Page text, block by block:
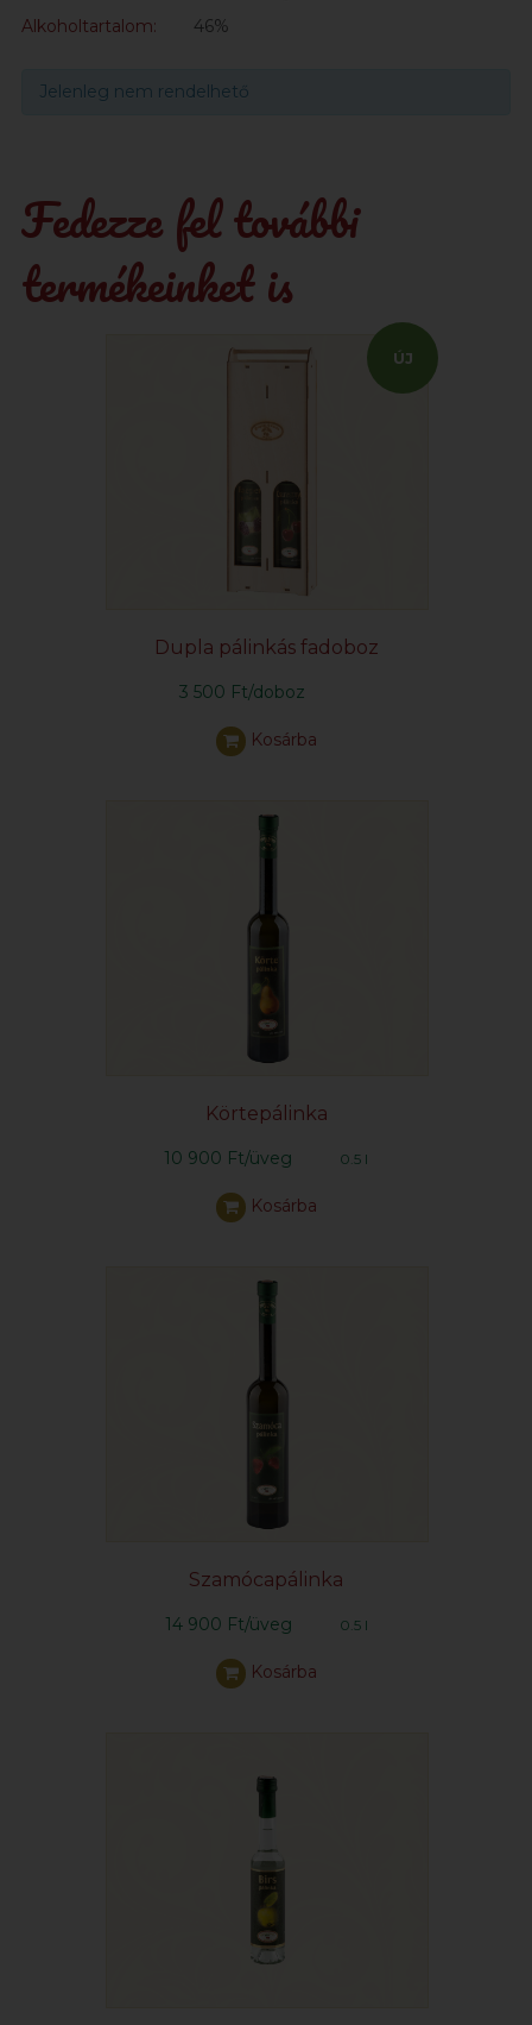
Alkoholtartalom:
46%
Jelenleg nem rendelhető
Fedezze fel további
termékeinket is
Dupla pálinkás fadoboz
3 500 Ft/doboz
Kosárba
ÚJ
Körtepálinka
10 900 Ft/üveg 0.5 l
Kosárba
Szamócapálinka
14 900 Ft/üveg 0.5 l
Kosárba